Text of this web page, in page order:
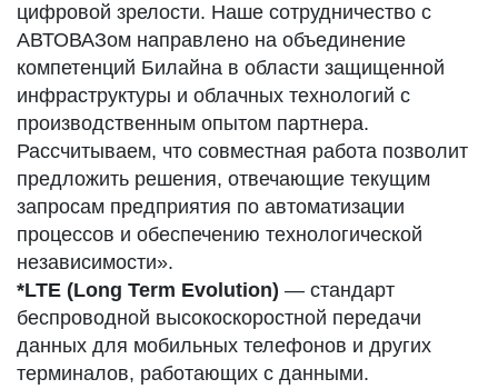
цифровой зрелости. Наше сотрудничество с
АВТОВАЗом направлено на объединение
компетенций Билайна в области защищенной
инфраструктуры и облачных технологий с
производственным опытом партнера.
Рассчитываем, что совместная работа позволит
предложить решения, отвечающие текущим
запросам предприятия по автоматизации
процессов и обеспечению технологической
независимости».
*LTE (Long Term Evolution) — стандарт
беспроводной высокоскоростной передачи
данных для мобильных телефонов и других
терминалов, работающих с данными.